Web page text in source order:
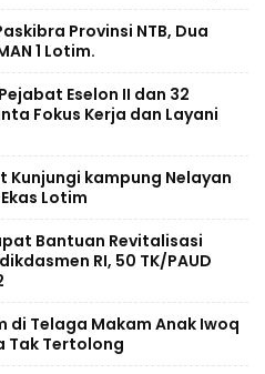
Provinsi NTB, Dua
1 Lotim.
Eselon II dan 32
Fokus Kerja dan Layani
Kunjungi kampung Nelayan
Lotim
Bantuan Revitalisasi
RI, 50 TK/PAUD
di Telaga Makam Anak Iwoq
Tak Tertolong